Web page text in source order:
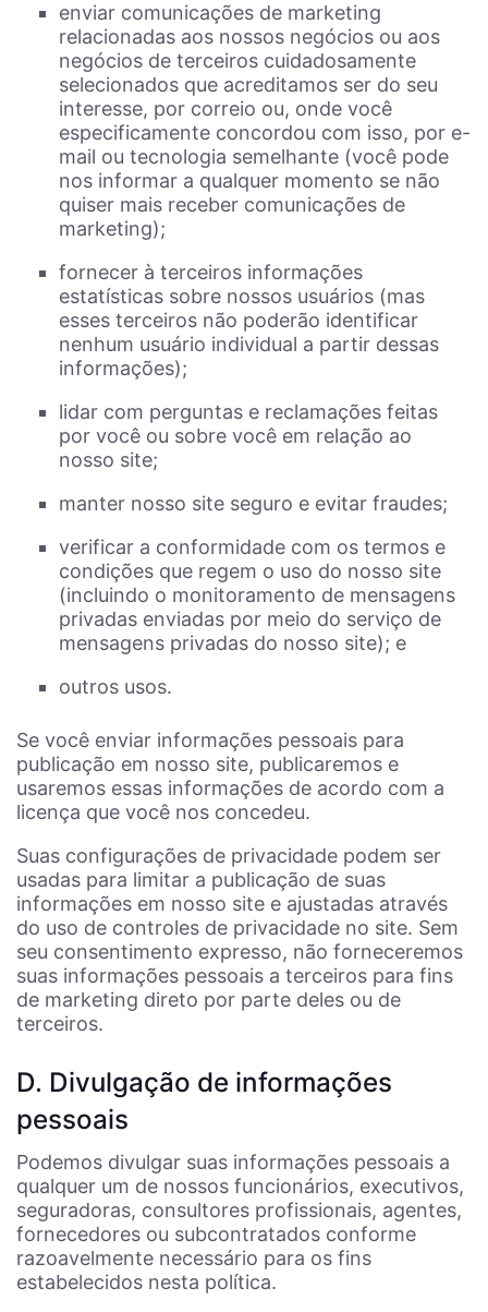
enviar comunicações de marketing
relacionadas aos nossos negócios ou aos
negócios de terceiros cuidadosamente
selecionados que acreditamos ser do seu
interesse, por correio ou, onde você
especificamente concordou com isso, por e-
mail ou tecnologia semelhante (você pode
nos informar a qualquer momento se não
quiser mais receber comunicações de
marketing);
fornecer à terceiros informações
estatísticas sobre nossos usuários (mas
esses terceiros não poderão identificar
nenhum usuário individual a partir dessas
informações);
lidar com perguntas e reclamações feitas
por você ou sobre você em relação ao
nosso site;
manter nosso site seguro e evitar fraudes;
verificar a conformidade com os termos e
condições que regem o uso do nosso site
(incluindo o monitoramento de mensagens
privadas enviadas por meio do serviço de
mensagens privadas do nosso site); e
outros usos.
Se você enviar informações pessoais para
publicação em nosso site, publicaremos e
usaremos essas informações de acordo com a
licença que você nos concedeu.
Suas configurações de privacidade podem ser
usadas para limitar a publicação de suas
informações em nosso site e ajustadas através
do uso de controles de privacidade no site. Sem
seu consentimento expresso, não forneceremos
suas informações pessoais a terceiros para fins
de marketing direto por parte deles ou de
terceiros.
D. Divulgação de informações
pessoais
Podemos divulgar suas informações pessoais a
qualquer um de nossos funcionários, executivos,
seguradoras, consultores profissionais, agentes,
fornecedores ou subcontratados conforme
razoavelmente necessário para os fins
estabelecidos nesta política.